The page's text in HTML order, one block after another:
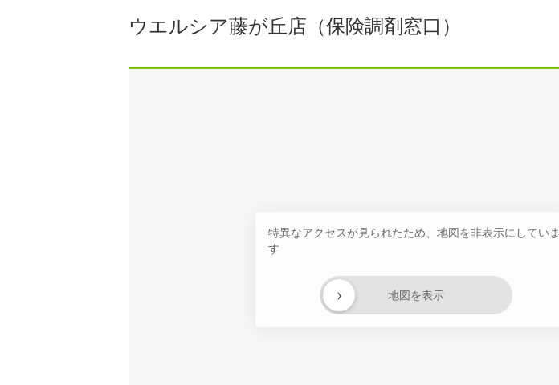
ウエルシア藤が丘店（保険調剤窓口）
特異なアクセスが見られたため、地図を非表示にしていま
す
地図を表示
›